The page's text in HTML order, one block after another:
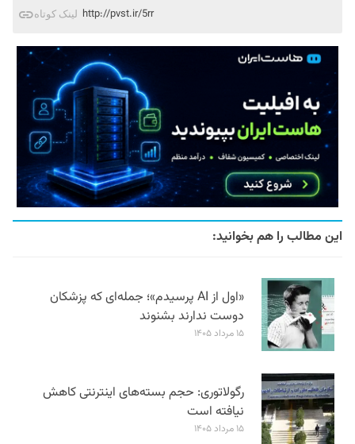
لینک کوتاه http://pvst.ir/5rr
این مطالب را هم بخوانید:
«اول از AI پرسیدم»؛ جمله‌ای که پزشکان
دوست ندارند بشنوند
۱۵ مرداد ۱۴۰۵
رگولاتوری: حجم بسته‌های اینترنتی کاهش
نیافته است
۱۵ مرداد ۱۴۰۵